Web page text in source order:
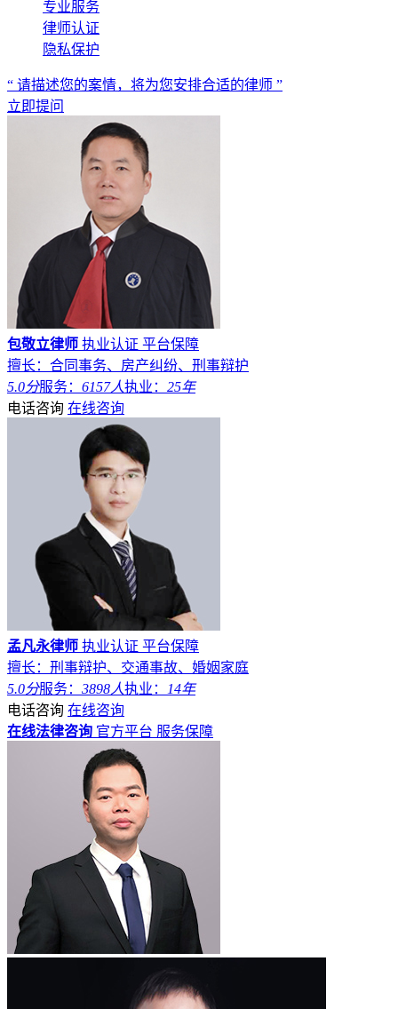
专业服务
律师认证
隐私保护
“ 请描述您的案情，将为您安排合适的律师 ”
立即提问
包敬立律师 执业认证 平台保障
擅长：合同事务、房产纠纷、刑事辩护
5.0分服务： 6157人执业： 25年
电话咨询 在线咨询
孟凡永律师 执业认证 平台保障
擅长：刑事辩护、交通事故、婚姻家庭
5.0分服务： 3898人执业： 14年
电话咨询 在线咨询
在线法律咨询 官方平台 服务保障